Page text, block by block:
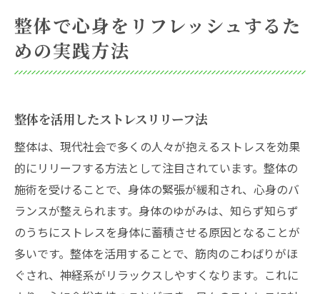
整体で心身をリフレッシュするた
めの実践方法
整体を活用したストレスリリーフ法
整体は、現代社会で多くの人々が抱えるストレスを効果
的にリリーフする方法として注目されています。整体の
施術を受けることで、身体の緊張が緩和され、心身のバ
ランスが整えられます。身体のゆがみは、知らず知らず
のうちにストレスを身体に蓄積させる原因となることが
多いです。整体を活用することで、筋肉のこわばりがほ
ぐされ、神経系がリラックスしやすくなります。これに